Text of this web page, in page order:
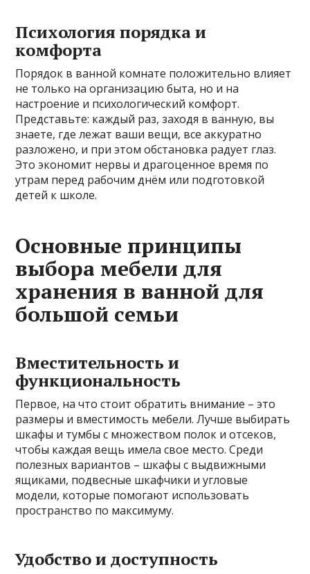
Психология порядка и
комфорта
Порядок в ванной комнате положительно влияет
не только на организацию быта, но и на
настроение и психологический комфорт.
Представьте: каждый раз, заходя в ванную, вы
знаете, где лежат ваши вещи, все аккуратно
разложено, и при этом обстановка радует глаз.
Это экономит нервы и драгоценное время по
утрам перед рабочим днём или подготовкой
детей к школе.
Основные принципы
выбора мебели для
хранения в ванной для
большой семьи
Вместительность и
функциональность
Первое, на что стоит обратить внимание – это
размеры и вместимость мебели. Лучше выбирать
шкафы и тумбы с множеством полок и отсеков,
чтобы каждая вещь имела свое место. Среди
полезных вариантов – шкафы с выдвижными
ящиками, подвесные шкафчики и угловые
модели, которые помогают использовать
пространство по максимуму.
Удобство и доступность